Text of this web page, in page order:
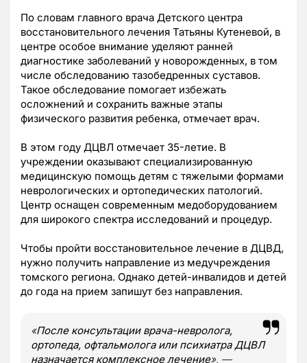
По словам главного врача Детского центра
восстановительного лечения Татьяны Кутеневой, в
центре особое внимание уделяют ранней
диагностике заболеваний у новорожденных, в том
числе обследованию тазобедренных суставов.
Такое обследование помогает избежать
осложнений и сохранить важные этапы
физического развития ребенка, отмечает врач.
В этом году ДЦВЛ отмечает 35-летие. В
учреждении оказывают специализированную
медицинскую помощь детям с тяжелыми формами
неврологических и ортопедических патологий.
Центр оснащен современным медоборудованием
для широкого спектра исследований и процедур.
Чтобы пройти восстановительное лечение в ДЦВД,
нужно получить направление из медучреждения
томского региона. Однако детей-инвалидов и детей
до года на прием запишут без направления.
«После консультации врача-невролога,
ортопеда, офтальмолога или психиатра ДЦВЛ
назначается комплексное лечение», —